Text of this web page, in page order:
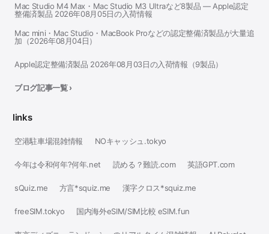
Mac Studio M4 Max・Mac Studio M3 Ultraなど8製品 — Apple認定
整備済製品 2026年08月05日の入荷情報
Mac mini・Mac Studio・MacBook Proなどの認定整備済製品が大量追
加（2026年08月04日）
Apple認定整備済製品 2026年08月03日の入荷情報（9製品）
ブログ記事一覧 ›
links
空港駐車場混雑情報 NOキャッシュ.tokyo
今年は令和何年?何年.net 読める？難読.com 英語GPT.com
sQuiz.me 方言*squiz.me 漢字クロス*squiz.me
freeSIM.tokyo 国内海外eSIM/SIM比較 eSIM.fun